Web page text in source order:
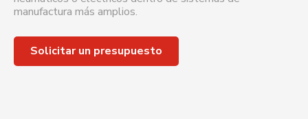
manufactura más amplios.
Solicitar un presupuesto